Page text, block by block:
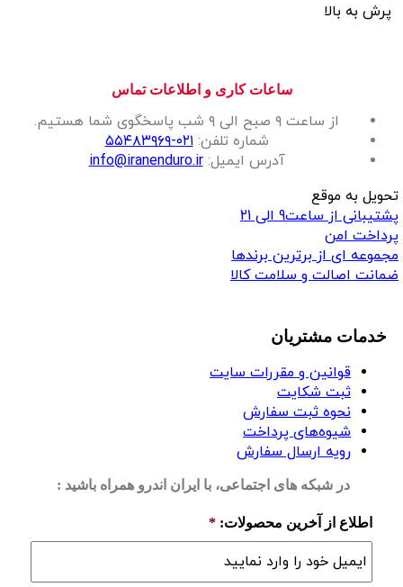
پرش به بالا
ساعات کاری و اطلاعات تماس
از ساعت ۹ صبح الی ۹ شب پاسخگوی شما هستیم.
شماره تلفن:۰۲۱-۵۵۴۸۳۹۶۹
آدرس ایمیل:info@iranenduro.ir
تحویل به موقع
پشتیبانی از ساعت9 الی 21
پرداخت امن
مجموعه ای از برترین برندها
ضمانت اصالت و سلامت کالا
خدمات مشتریان
قوانین و مقررات سایت
ثبت شکایت
نحوه ثبت سفارش
شیوه‌های پرداخت
رویه ارسال سفارش
در شبکه های اجتماعی، با ایران اندرو همراه باشید :
اطلاع از آخرین محصولات: *